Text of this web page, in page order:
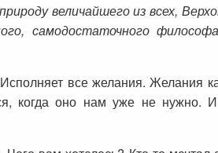
величайшего из всех,
самодостаточного
все желания. Желания
когда оно нам уже не нужно.